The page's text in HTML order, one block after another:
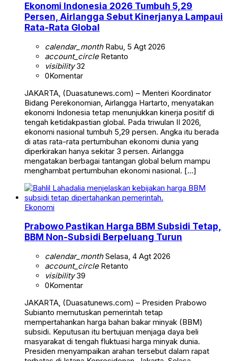
Ekonomi Indonesia 2026 Tumbuh 5,29
Persen, Airlangga Sebut Kinerjanya Lampaui
Rata-Rata Global
calendar_monthRabu, 5 Agt 2026
account_circleRetanto
visibility32
0Komentar
JAKARTA, (Duasatunews.com) – Menteri Koordinator
Bidang Perekonomian, Airlangga Hartarto, menyatakan
ekonomi Indonesia tetap menunjukkan kinerja positif di
tengah ketidakpastian global. Pada triwulan II 2026,
ekonomi nasional tumbuh 5,29 persen. Angka itu berada
di atas rata-rata pertumbuhan ekonomi dunia yang
diperkirakan hanya sekitar 3 persen. Airlangga
mengatakan berbagai tantangan global belum mampu
menghambat pertumbuhan ekonomi nasional. […]
Ekonomi
Prabowo Pastikan Harga BBM Subsidi Tetap,
BBM Non-Subsidi Berpeluang Turun
calendar_monthSelasa, 4 Agt 2026
account_circleRetanto
visibility39
0Komentar
JAKARTA, (Duasatunews.com) – Presiden Prabowo
Subianto memutuskan pemerintah tetap
mempertahankan harga bahan bakar minyak (BBM)
subsidi. Keputusan itu bertujuan menjaga daya beli
masyarakat di tengah fluktuasi harga minyak dunia.
Presiden menyampaikan arahan tersebut dalam rapat